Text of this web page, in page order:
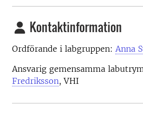
Kontaktinformation
Ordförande i labgruppen: Anna
Ansvarig gemensamma
Fredriksson, VHI